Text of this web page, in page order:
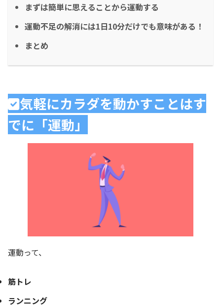
まずは簡単に思えることから運動する
運動不足の解消には1日10分だけでも意味がある！
まとめ
気軽にカラダを動かすことはす
でに「運動」
運動って、
筋トレ
ランニング